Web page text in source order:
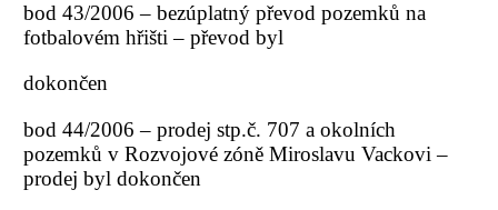
bod 43/2006 – bezúplatný převod pozemků na
fotbalovém hřišti – převod byl
dokončen
bod 44/2006 – prodej stp.č. 707 a okolních
pozemků v Rozvojové zóně Miroslavu Vackovi –
prodej byl dokončen